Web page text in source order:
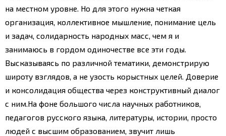
на местном уровне. Но для этого нужна четкая
организация, коллективное мышление, понимание цель
и задач, солидарность народных масс, чем я и
занимаюсь в гордом одиночестве все эти годы.
Высказываясь по различной тематики, демонстрирую
широту взглядов, а не узость корыстных целей. Доверие
и консолидация общества через конструктивный диалог
с ним. На фоне большого числа научных работников,
педагогов русского языка, литературы, истории, просто
людей с высшим образованием, звучит лишь